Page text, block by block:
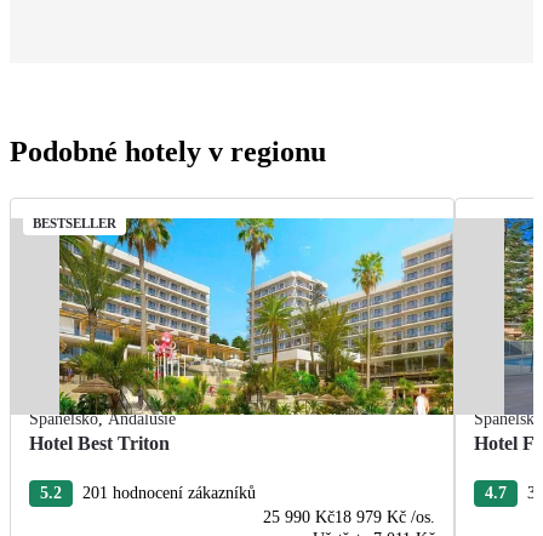
Podobné hotely v regionu
BESTSELLER
Španělsko,Andalusie
Hotel Best Triton
5.2
201 hodnocení zákazníků
25 990 Kč18 979 Kč /os.
Španělsko
Hotel
4.7